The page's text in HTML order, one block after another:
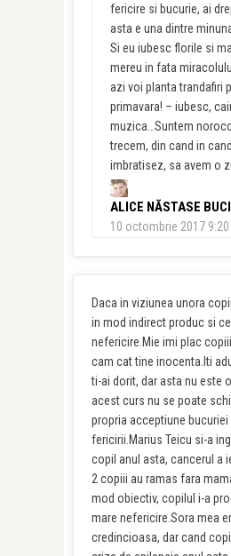
fericire si bucurie, ai
asta e una dintre
Si eu iubesc florile si
mereu in fata
azi voi planta trandafiri
primavara! – iubesc,
muzica…Suntem
trecem, din cand in
imbratisez, sa avem o
ALICE NĂSTASE
10 octombrie 2017 9:20
Daca in viziunea unora
in mod indirect produc si
nefericire.Mie imi plac
cam cat tine inocenta.Iti
ti-ai dorit, dar asta nu este
acest curs nu se poate
propria acceptiune bucuriei
fericirii.Marius Teicu si-a
copil anul asta, cancerul a
2 copiii au ramas fara
mod obiectiv, copilul i-a
mare nefericire.Sora mea
credincioasa, dar cand